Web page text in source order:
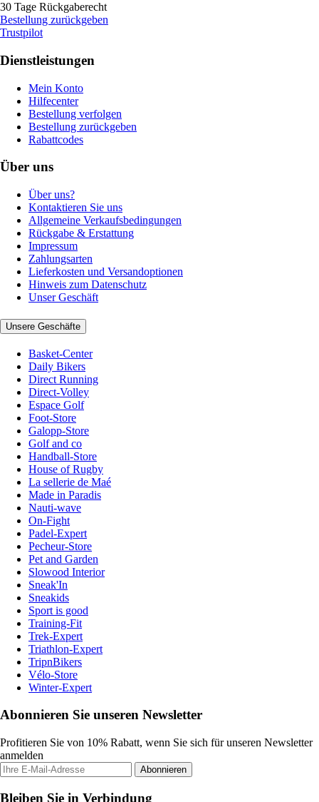
30 Tage Rückgaberecht
Bestellung zurückgeben
Trustpilot
Dienstleistungen
Mein Konto
Hilfecenter
Bestellung verfolgen
Bestellung zurückgeben
Rabattcodes
Über uns
Über uns?
Kontaktieren Sie uns
Allgemeine Verkaufsbedingungen
Rückgabe & Erstattung
Impressum
Zahlungsarten
Lieferkosten und Versandoptionen
Hinweis zum Datenschutz
Unser Geschäft
Unsere Geschäfte
Basket-Center
Daily Bikers
Direct Running
Direct-Volley
Espace Golf
Foot-Store
Galopp-Store
Golf and co
Handball-Store
House of Rugby
La sellerie de Maé
Made in Paradis
Nauti-wave
On-Fight
Padel-Expert
Pecheur-Store
Pet and Garden
Slowood Interior
Sneak'In
Sneakids
Sport is good
Training-Fit
Trek-Expert
Triathlon-Expert
TripnBikers
Vélo-Store
Winter-Expert
Abonnieren Sie unseren Newsletter
Profitieren Sie von 10% Rabatt, wenn Sie sich für unseren Newsletter
anmelden
Abonnieren
Bleiben Sie in Verbindung